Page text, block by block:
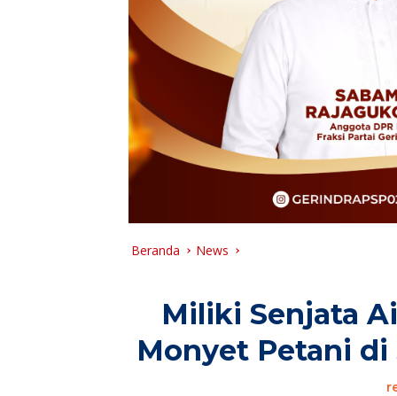
Beranda News
Miliki Senjata
Monyet Petani